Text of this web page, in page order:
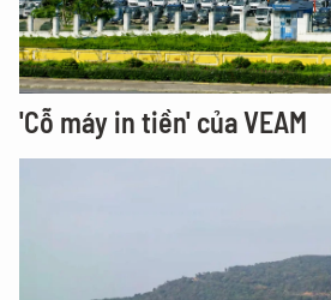
'Cỗ máy in tiền' của VEAM